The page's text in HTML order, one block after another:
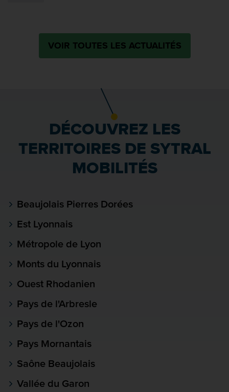
VOIR TOUTES LES ACTUALITÉS
DÉCOUVREZ LES
TERRITOIRES DE SYTRAL
MOBILITÉS
Beaujolais Pierres Dorées
Est Lyonnais
Métropole de Lyon
Monts du Lyonnais
Ouest Rhodanien
Pays de l'Arbresle
Pays de l'Ozon
Pays Mornantais
Saône Beaujolais
Vallée du Garon